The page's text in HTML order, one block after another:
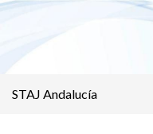
STAJ Andalucía